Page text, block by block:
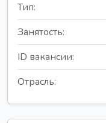
Тип:
Занятость:
ID вакансии:
Отрасль: